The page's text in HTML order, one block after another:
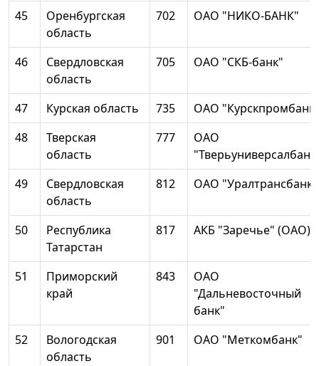
45
Оренбургская
область
702 ОАО "НИКО-БАНК"
46
Свердловская
область
705 ОАО "СКБ-банк"
47 Курская область 735
ОАО "Курскпромбанк"
48
Тверская
область
777
ОАО
49
Свердловская
область
812 ОАО "Уралтрансбанк"
50
Республика
Татарстан
817 АКБ "Заречье" (ОАО)
51
Приморский
край
843
ОАО
"Дальневосточный
банк"
52
Вологодская
область
901 ОАО "Меткомбанк"